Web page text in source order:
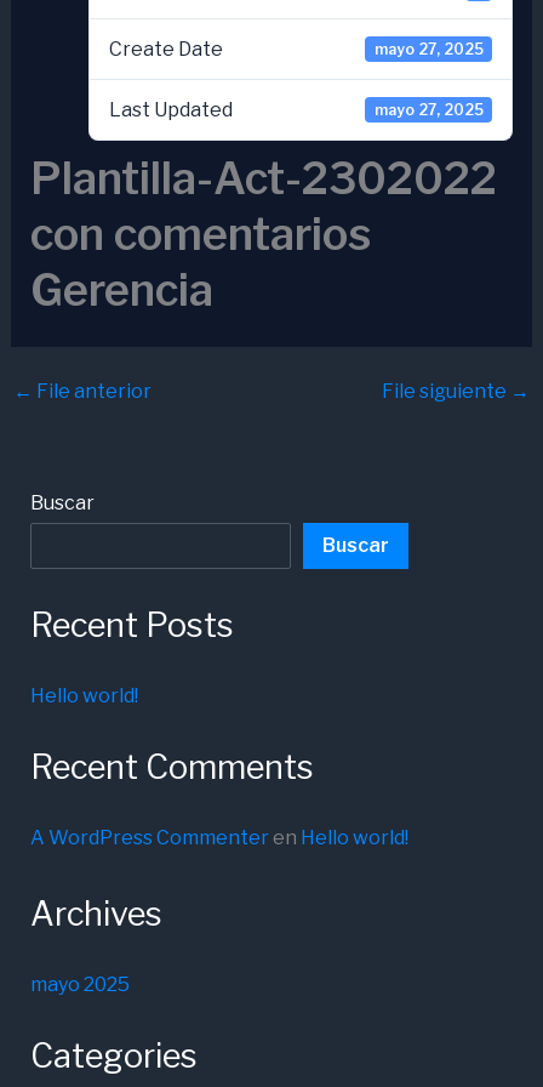
Create Date mayo 27, 2025
Last Updated mayo 27, 2025
Plantilla-Act-2302022
con comentarios
Gerencia
← File anterior File siguiente →
Buscar
Buscar
Recent Posts
Hello world!
Recent Comments
A WordPress Commenteren Hello world!
Archives
mayo 2025
Categories